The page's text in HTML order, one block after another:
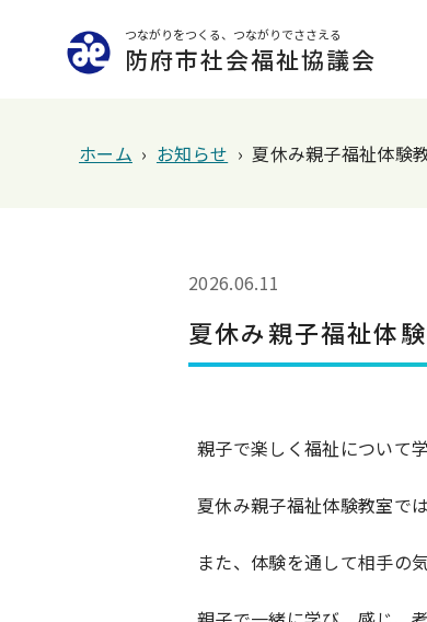
つながりをつくる、つながりでささえる
防府市社会福祉協議会
ホーム › お知らせ › 夏休み親子福祉体験
2026.06.11
夏休み親子福祉体
親子で楽しく福祉について
夏休み親子福祉体験教室で
また、体験を通して相手の